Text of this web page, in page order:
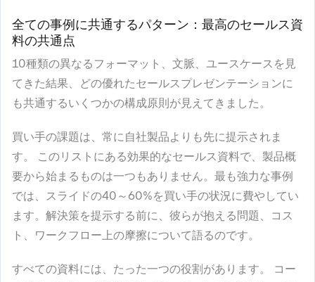
全ての事例に共通するパターン：最高のセールス資
料の共通点
10種類の異なるフォーマット、文脈、ユースケースを見
てきた結果、どの優れたセールスプレゼンテーションに
も共通するいくつかの構成原則が見えてきました。
買い手の課題は、常に自社製品よりも先に提示されま
す。
このリストにある効果的なセールス資料で、製品概
要から始まるものは一つもありません。最も強力な事例
では、スライドの40～60%を買い手の状況に費やしてい
ます。解決策を提示する前に、彼らが抱える問題、コス
ト、ワークフロー上の摩擦について語るのです。
すべての資料には、たった一つの役割があります。
コー